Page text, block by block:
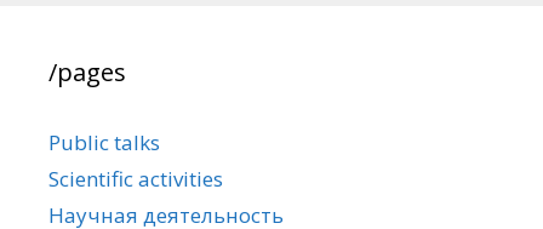
/pages
Public talks
Scientific activities
Научная деятельность